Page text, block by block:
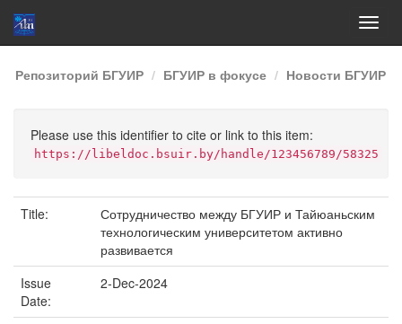
Skip
navigation
Репозиторий БГУИР БГУИР в фокусе Новости БГУИР
Please use this identifier to cite or link to this item:
https://libeldoc.bsuir.by/handle/123456789/58325
Title:
Сотрудничество между БГУИР и Тайюаньским
технологическим университетом активно
развивается
Issue
Date:
2-Dec-2024